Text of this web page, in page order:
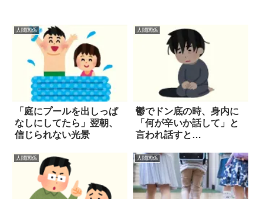
人間関係
「庭にプールを出しっぱ
なしにしてたら」翌朝、
信じられない光景
人間関係
鬱でドン底の時、身内に
「何が辛いか話して」と
言われ話すと…
人間関係 人間関係